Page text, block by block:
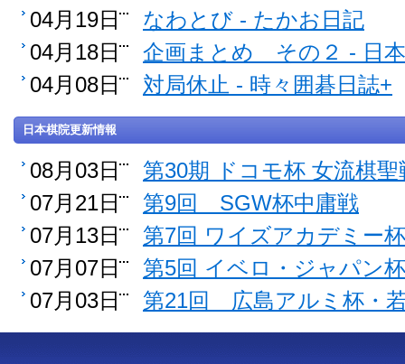
04月19日
なわとび - たかお日記
04月18日
企画まとめ その２ - 日
04月08日
対局休止 - 時々囲碁日誌+
日本棋院更新情報
08月03日
第30期 ドコモ杯 女流棋聖
07月21日
第9回 SGW杯中庸戦
07月13日
第7回 ワイズアカデミー杯
07月07日
第5回 イベロ・ジャパン杯
07月03日
第21回 広島アルミ杯・